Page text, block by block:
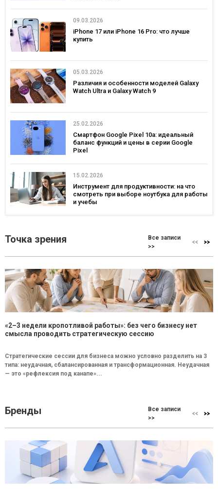
09.03.2026
iPhone 17 или iPhone 16 Pro: что лучше
купить
05.03.2026
Различия и особенности моделей Galaxy
Watch Ultra и Galaxy Watch 9
25.02.2026
Смартфон Google Pixel 10a: идеальный
баланс функций и цены в серии Google
Pixel
15.02.2026
Инструмент для продуктивности: на что
смотреть при выборе ноутбука для работы
и учебы
Точка зрения
Все записи
>>
«2–3 недели кропотливой работы»: без чего бизнесу нет
смысла проводить стратегическую сессию
Стратегические сессии для бизнеса можно условно разделить на 3
типа: неудачная, сбалансированная и трансформационная. Неудачная
— это «рефлексия под канапе»...
Бренды
Все записи
>>